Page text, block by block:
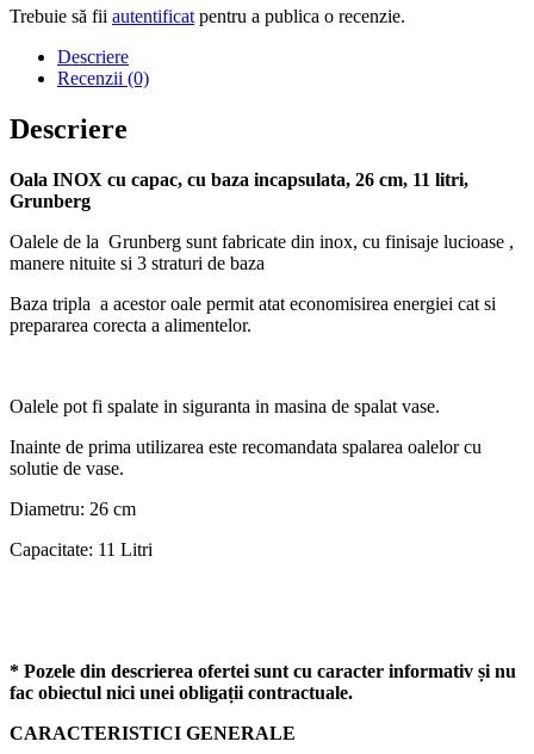
Trebuie să fii autentificat pentru a publica o recenzie.
Descriere
Recenzii (0)
Descriere
Oala INOX cu capac, cu baza incapsulata, 26 cm, 11 litri,
Grunberg
Oalele de la Grunberg sunt fabricate din inox, cu finisaje lucioase ,
manere nituite si 3 straturi de baza
Baza tripla a acestor oale permit atat economisirea energiei cat si
prepararea corecta a alimentelor.
Oalele pot fi spalate in siguranta in masina de spalat vase.
Inainte de prima utilizarea este recomandata spalarea oalelor cu
solutie de vase.
Diametru: 26 cm
Capacitate: 11 Litri
* Pozele din descrierea ofertei sunt cu caracter informativ și nu
fac obiectul nici unei obligații contractuale.
CARACTERISTICI GENERALE